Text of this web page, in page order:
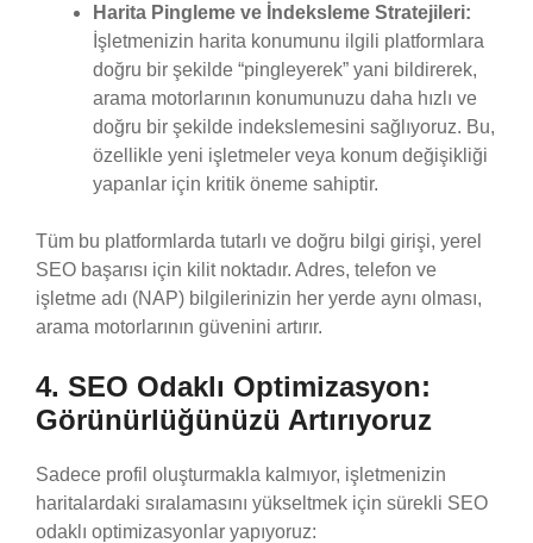
Harita Pingleme ve İndeksleme Stratejileri:
İşletmenizin harita konumunu ilgili platformlara
doğru bir şekilde “pingleyerek” yani bildirerek,
arama motorlarının konumunuzu daha hızlı ve
doğru bir şekilde indekslemesini sağlıyoruz. Bu,
özellikle yeni işletmeler veya konum değişikliği
yapanlar için kritik öneme sahiptir.
Tüm bu platformlarda tutarlı ve doğru bilgi girişi, yerel
SEO başarısı için kilit noktadır. Adres, telefon ve
işletme adı (NAP) bilgilerinizin her yerde aynı olması,
arama motorlarının güvenini artırır.
4. SEO Odaklı Optimizasyon:
Görünürlüğünüzü Artırıyoruz
Sadece profil oluşturmakla kalmıyor, işletmenizin
haritalardaki sıralamasını yükseltmek için sürekli SEO
odaklı optimizasyonlar yapıyoruz: